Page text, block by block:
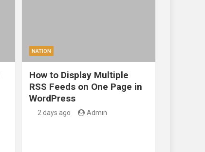
NATION
How to Display Multiple
RSS Feeds on One Page in
WordPress
2 days ago Admin